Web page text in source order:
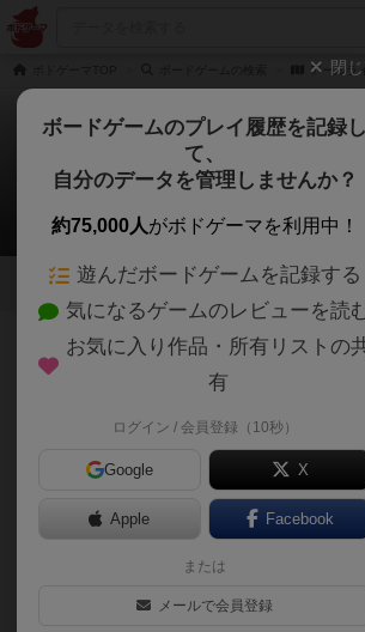
アールラ
アールライバルズ
大吉さんさんのレビュー
6 1 22
600名 4名 0 約5年前
ボードゲームをするきっかけになった
になって行くところもなく、本屋でカ
いて、おもろっ！て思いました。
その中のメインバトルでEカードの勝負
そうだったので早速適当なものでEカー
閉
ボードゲームのプレイ履歴を記録し
て、
自分のデータを管理しませんか？
約75,000人がボドゲーマを利用中！
遊んだボードゲームを記録する
気になるゲームのレビューを読
お気に入り作品・所有リストの
有
ログイン / 会員登録（10秒）
Google X
Apple Facebook
または
メールで会員登録